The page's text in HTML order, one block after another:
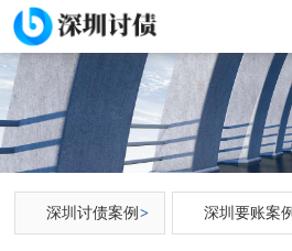
深圳讨债案例 深圳要账案例